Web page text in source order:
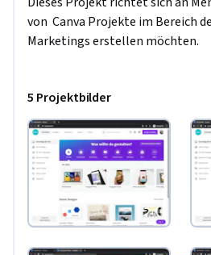
von  Canva Projekte im Bereich
Marketings erstellen möchten.
5 Projektbilder